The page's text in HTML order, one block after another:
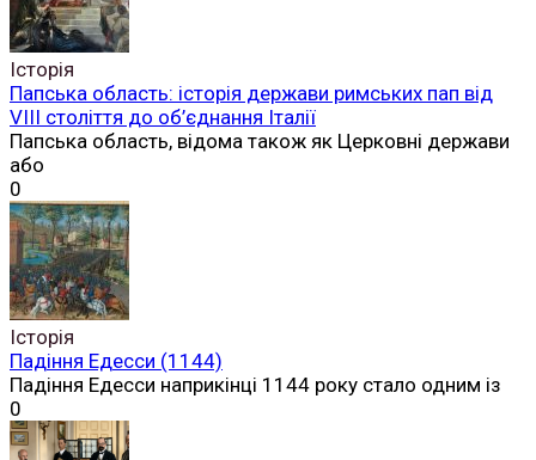
Історія
Папська область: історія держави римських пап від
VIII століття до об’єднання Італії
Папська область, відома також як Церковні держави
або
0
Історія
Падіння Едесси (1144)
Падіння Едесси наприкінці 1144 року стало одним із
0